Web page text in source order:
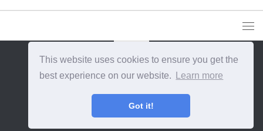
This website uses cookies to ensure you get the
best experience on our website.
Learn more
Got it!
{{site_title}} © {{year}}. All Rights Reserved.